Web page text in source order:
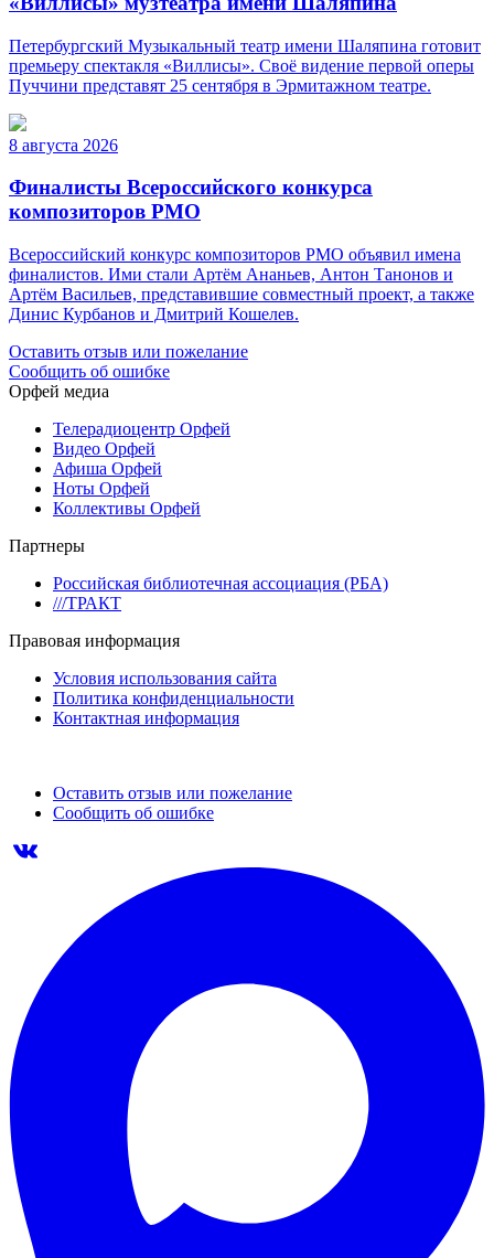
Петербургский Музыкальный театр имени Шаляпина готовит
премьеру спектакля «Виллисы». Своё видение первой оперы
Пуччини представят 25 сентября в Эрмитажном театре.
8 августа 2026
Финалисты Всероссийского конкурса
композиторов РМО
Всероссийский конкурс композиторов РМО объявил имена
финалистов. Ими стали Артём Ананьев, Антон Танонов и
Артём Васильев, представившие совместный проект, а также
Динис Курбанов и Дмитрий Кошелев.
Оставить отзыв или пожелание
Сообщить об ошибке
Орфей медиа
Телерадиоцентр Орфей
Видео Орфей
Афиша Орфей
Ноты Орфей
Коллективы Орфей
Партнеры
Российская библиотечная ассоциация (РБА)
///ТРАКТ
Правовая информация
Условия использования сайта
Политика конфиденциальности
Контактная информация
Оставить отзыв или пожелание
Сообщить об ошибке